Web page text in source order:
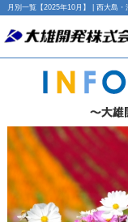
月別一覧【2025年10月】 | 西大島